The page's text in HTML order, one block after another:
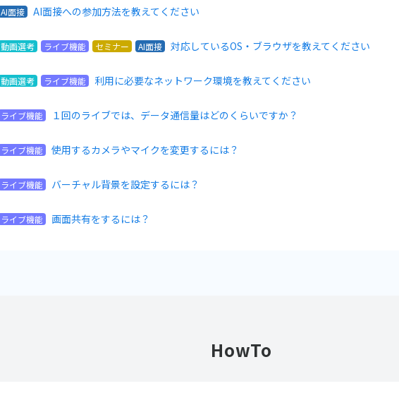
AI面接 AI面接への参加方法を教えてください
動画選考 ライブ機能 セミナー AI面接 対応しているOS・ブラウザを教えてください
動画選考 ライブ機能 利用に必要なネットワーク環境を教えてください
ライブ機能 １回のライブでは、データ通信量はどのくらいですか？
ライブ機能 使用するカメラやマイクを変更するには？
ライブ機能 バーチャル背景を設定するには？
ライブ機能 画面共有をするには？
HowTo